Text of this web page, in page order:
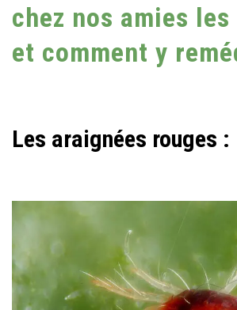
chez nos amies
et comment y
Les araignées rouges :